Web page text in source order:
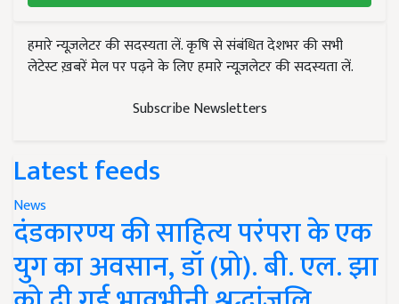
हमारे न्यूज़लेटर की सदस्यता लें. कृषि से संबंधित देशभर की सभी
लेटेस्ट ख़बरें मेल पर पढ़ने के लिए हमारे न्यूज़लेटर की सदस्यता लें.
Subscribe Newsletters
Latest feeds
News
दंडकारण्य की साहित्य परंपरा के एक
युग का अवसान, डॉ (प्रो). बी. एल. झा